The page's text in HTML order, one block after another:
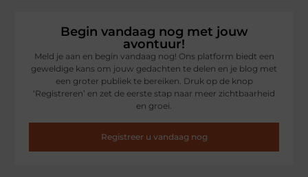
Begin vandaag nog met jouw
avontuur!
Meld je aan en begin vandaag nog! Ons platform biedt een
geweldige kans om jouw gedachten te delen en je blog met
een groter publiek te bereiken. Druk op de knop
‘Registreren’ en zet de eerste stap naar meer zichtbaarheid
en groei.
Registreer u vandaag nog